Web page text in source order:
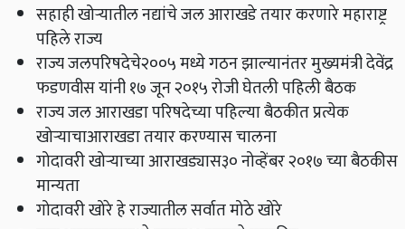
सहाही खोऱ्यातील नद्यांचे जल आराखडे तयार करणारे महाराष्ट्र
पहिले राज्य
राज्य जलपरिषदेचे२००५ मध्ये गठन झाल्यानंतर मुख्यमंत्री देवेंद्र
फडणवीस यांनी १७ जून २०१५ रोजी घेतली पहिली बैठक
राज्य जल आराखडा परिषदेच्या पहिल्या बैठकीत प्रत्येक
खोऱ्याचाआराखडा तयार करण्यास चालना
गोदावरी खोऱ्याच्या आराखड्यास३० नोव्हेंबर २०१७ च्या बैठकीस
मान्यता
गोदावरी खोरे हे राज्यातील सर्वात मोठे खोरे